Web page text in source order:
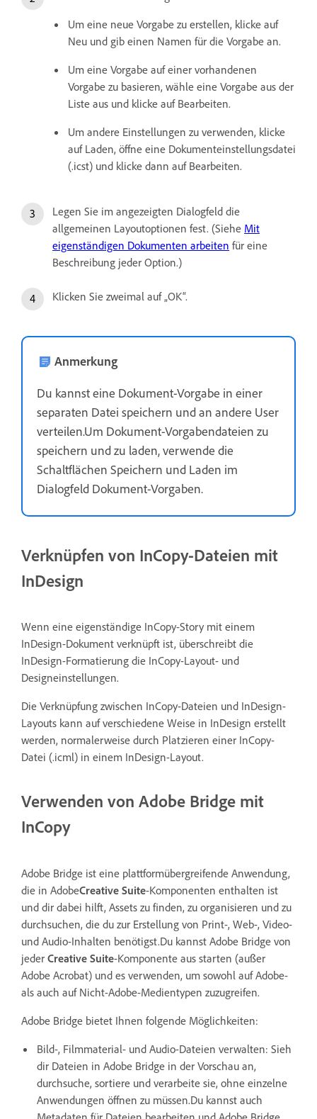
Um eine neue Vorgabe zu erstellen, klicke auf
Neu und gib einen Namen für die Vorgabe an.
Um eine Vorgabe auf einer vorhandenen
Vorgabe zu basieren, wähle eine Vorgabe aus der
Liste aus und klicke auf Bearbeiten.
Um andere Einstellungen zu verwenden, klicke
auf Laden, öffne eine Dokumenteinstellungsdatei
(.icst) und klicke dann auf Bearbeiten.
Legen Sie im angezeigten Dialogfeld die
allgemeinen Layoutoptionen fest. (Siehe Mit
eigenständigen Dokumenten arbeiten für eine
Beschreibung jeder Option.)
Klicken Sie zweimal auf „OK“.
Anmerkung
Du kannst eine Dokument-Vorgabe in einer
separaten Datei speichern und an andere User
verteilen.Um Dokument-Vorgabendateien zu
speichern und zu laden, verwende die
Schaltflächen Speichern und Laden im
Dialogfeld Dokument-Vorgaben.
Verknüpfen von InCopy-Dateien mit
InDesign
Wenn eine eigenständige InCopy-Story mit einem
InDesign-Dokument verknüpft ist, überschreibt die
InDesign-Formatierung die InCopy-Layout- und
Designeinstellungen.
Die Verknüpfung zwischen InCopy-Dateien und InDesign-
Layouts kann auf verschiedene Weise in InDesign erstellt
werden, normalerweise durch Platzieren einer InCopy-
Datei (.icml) in einem InDesign-Layout.
Verwenden von Adobe Bridge mit
InCopy
Adobe Bridge ist eine plattformübergreifende Anwendung,
die in AdobeCreative Suite-Komponenten enthalten ist
und dir dabei hilft, Assets zu finden, zu organisieren und zu
durchsuchen, die du zur Erstellung von Print-, Web-, Video-
und Audio-Inhalten benötigst.Du kannst Adobe Bridge von
jeder Creative Suite-Komponente aus starten (außer
Adobe Acrobat) und es verwenden, um sowohl auf Adobe-
als auch auf Nicht-Adobe-Medientypen zuzugreifen.
Adobe Bridge bietet Ihnen folgende Möglichkeiten:
Bild-, Filmmaterial- und Audio-Dateien verwalten: Sieh
dir Dateien in Adobe Bridge in der Vorschau an,
durchsuche, sortiere und verarbeite sie, ohne einzelne
Anwendungen öffnen zu müssen.Du kannst auch